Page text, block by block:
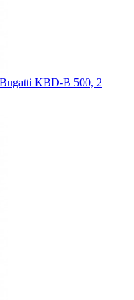
Bugatti KBD-В 500, 2